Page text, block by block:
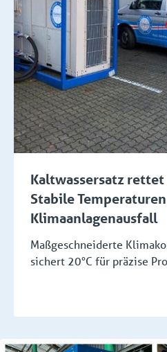
Kaltwassersatz
Stabile
Klimaanlagenausfall
Maßgeschneiderte
sichert 20°C für präzise